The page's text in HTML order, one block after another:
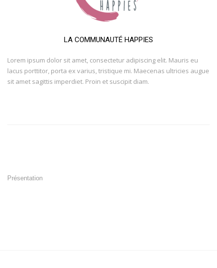
LA COMMUNAUTÉ HAPPIES
Lorem ipsum dolor sit amet, consectetur adipiscing elit. Mauris eu
lacus porttitor, porta ex varius, tristique mi. Maecenas ultricies augue
sit amet sagittis imperdiet. Proin et suscipit diam.
Présentation